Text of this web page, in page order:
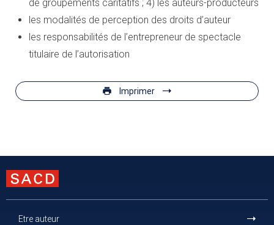
de groupements caritatifs ; 4) les auteurs-producteurs
les modalités de perception des droits d’auteur
les responsabilités de l’entrepreneur de spectacle
titulaire de l’autorisation
Imprimer
Etre auteur